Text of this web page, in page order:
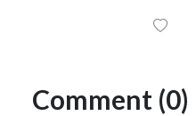
Comment (0)